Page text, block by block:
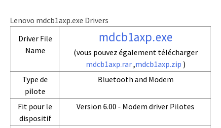
Lenovo mdcb1axp.exe Drivers
Driver File
Name
mdcb1axp.exe
(vous pouvez également télécharger
mdcb1axp.rar,mdcb1axp.zip )
Type de
pilote
Bluetooth and Modem
Fit pour le
dispositif
Version 6.00 - Modem driver Pilotes